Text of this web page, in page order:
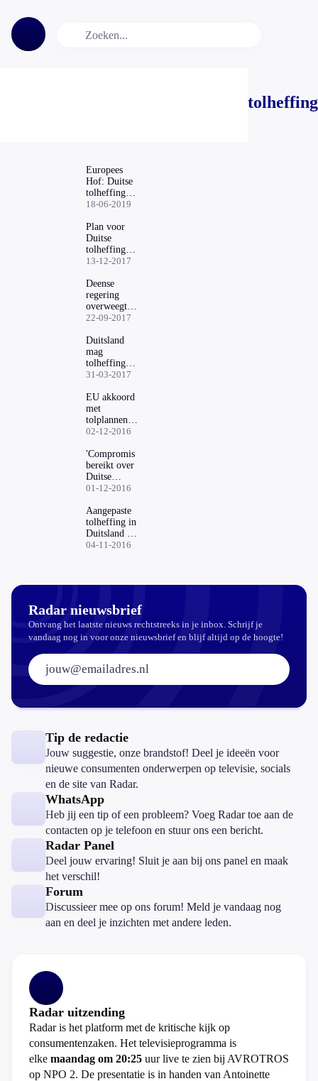
tolheffing
Europees
Hof: Duitse
tolheffing
niet
18-06-2019
Plan voor
Duitse
tolheffing
kost
jaarlijks 60
tot 100
miljoen euro
13-12-2017
Deense
regering
overweegt
tolheffing
22-09-2017
Duitsland
mag
tolheffing
definitief
31-03-2017
EU akkoord
met
tolplannen,
Nederland in
02-12-2016
'Compromis
bereikt over
Duitse
tolplannen'
01-12-2016
Aangepaste
tolheffing in
Duitsland op
komst
04-11-2016
Radar nieuwsbrief
Ontvang het laatste nieuws rechtstreeks in je inbox. Schrijf je
vandaag nog in voor onze nieuwsbrief en blijf altijd op de hoogte!
E-mailadres:
Tip de redactie
Jouw suggestie, onze brandstof! Deel je ideeën voor
nieuwe consumenten onderwerpen op televisie, socials
en de site van Radar.
WhatsApp
Heb jij een tip of een probleem? Voeg Radar toe aan de
contacten op je telefoon en stuur ons een bericht.
Radar Panel
Deel jouw ervaring! Sluit je aan bij ons panel en maak
het verschil!
Forum
Discussieer mee op ons forum! Meld je vandaag nog
aan en deel je inzichten met andere leden.
Radar uitzending
Radar is het platform met de kritische kijk op
consumentenzaken. Het televisieprogramma is
elke maandag om 20:25 uur live te zien bij AVROTROS
op NPO 2. De presentatie is in handen van Antoinette